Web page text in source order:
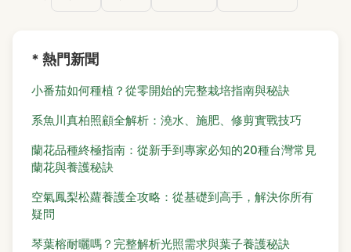
* 熱門新聞
小番茄如何種植？從零開始的完整栽培指南與秘訣
系魚川真柏照顧全解析：澆水、施肥、修剪實戰技巧
蘭花品種終極指南：從新手到專家必知的20種台灣常見
蘭花與養護秘訣
空氣鳳梨松蘿養護全攻略：從基礎到高手，解決你所有
疑問
琴葉榕耐曬嗎？完整解析光照需求與葉子養護秘訣